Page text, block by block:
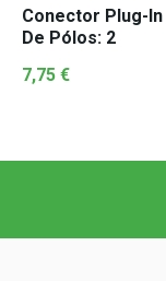
Conector Plug-In
De Pólos: 2
7,75 €